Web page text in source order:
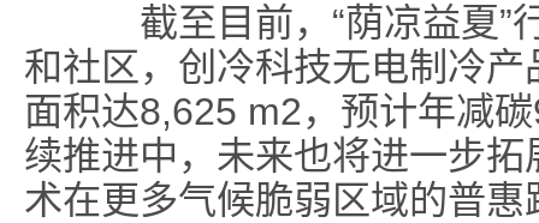
截至目前，“荫凉益夏”
和社区，创冷科技无电制冷
面积达8,625 m2，预计年减
续推进中，未来也将进一步
术在更多气候脆弱区域的普惠